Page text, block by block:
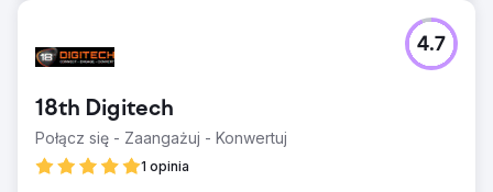
18th Digitech
Połącz się - Zaangażuj - Konwertuj
1 opinia
4.7